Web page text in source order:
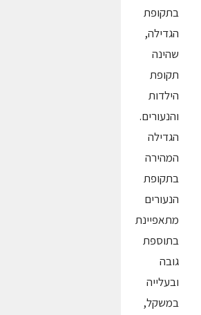
בתקופת
הגדילה,
שהינה
תקופת
הילדות
והנעורים.
הגדילה
המהירה
בתקופת
הנעורים
מתאפיינת
בתוספת
גובה
ובעלייה
במשקל,